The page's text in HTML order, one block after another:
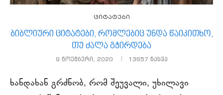
ციტატები
ბიბლიური ციტატები, რომლებიც უნდა წაიკითხო,
თუ ძალა გჭირდება
9 ნოემბერი, 2020 13657 ნახვა
ხანდახან გრძნობ, რომ შეუვალი, უხილავი